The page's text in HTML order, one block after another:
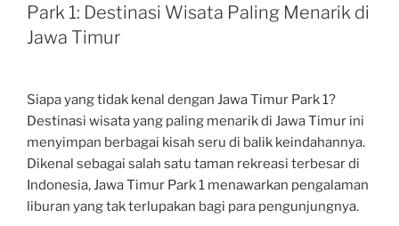
Park 1: Destinasi Wisata Paling Menarik di
Jawa Timur
Siapa yang tidak kenal dengan Jawa Timur Park 1?
Destinasi wisata yang paling menarik di Jawa Timur ini
menyimpan berbagai kisah seru di balik keindahannya.
Dikenal sebagai salah satu taman rekreasi terbesar di
Indonesia, Jawa Timur Park 1 menawarkan pengalaman
liburan yang tak terlupakan bagi para pengunjungnya.